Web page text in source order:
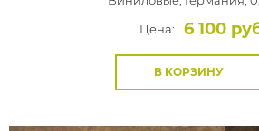
Цена:
6 100
В КОРЗИНУ